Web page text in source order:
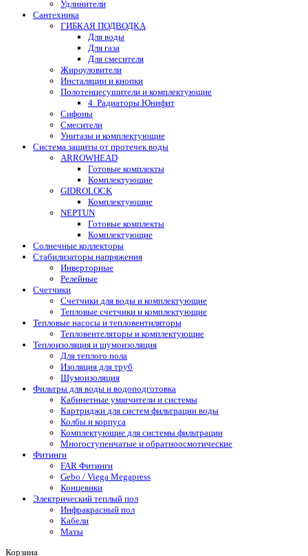
Удлинители
Сантехника
ГИБКАЯ ПОДВОДКА
Для воды
Для газа
Для смесителя
Жироуловители
Инсталяции и кнопки
Полотенцесушители и комплектующие
4. Радиаторы Юнифит
Сифоны
Смесители
Унитазы и комплектующие
Система защиты от протечек воды
ARROWHEAD
Готовые комплекты
Комплектующие
GIDROLOCK
Комплектующие
NEPTUN
Готовые комплекты
Комплектующие
Солнечные коллекторы
Стабилизаторы напряжения
Инверторные
Релейные
Счетчики
Счетчики для воды и комплектующие
Тепловые счетчики и комплектующие
Тепловые насосы и тепловентиляторы
Тепловентеляторы и комплектующие
Теплоизоляция и шумоизоляция
Для теплого пола
Изоляция для труб
Шумоизоляция
Фильтры для воды и водоподготовка
Кабинетные умягчители и системы
Картриджи для систем фильтрации воды
Колбы и корпуса
Комплектующие для системы фильтрации
Многоступенчатые и обратноосмотические
Фитинги
FAR Фитинги
Gebo / Viega Megapress
Концевики
Электрический теплый пол
Инфракрасный пол
Кабели
Маты
Корзина